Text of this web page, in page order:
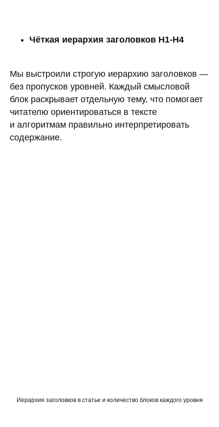
Чёткая иерархия заголовков H1-H4
Мы выстроили строгую иерархию заголовков —
без пропусков уровней. Каждый смысловой
блок раскрывает отдельную тему, что помогает
читателю ориентироваться в тексте
и алгоритмам правильно интерпретировать
содержание.
Иерархия заголовков в статье и количество блоков каждого уровня